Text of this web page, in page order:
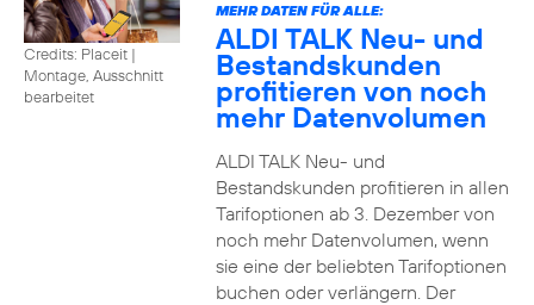
Credits: Placeit |
Montage, Ausschnitt
bearbeitet
MEHR DATEN FÜR ALLE:
ALDI TALK Neu- und
Bestandskunden
profitieren von noch
mehr Datenvolumen
ALDI TALK Neu- und
Bestandskunden profitieren in allen
Tarifoptionen ab 3. Dezember von
noch mehr Datenvolumen, wenn
sie eine der beliebten Tarifoptionen
buchen oder verlängern. Der